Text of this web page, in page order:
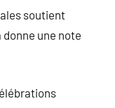
soutient
une note